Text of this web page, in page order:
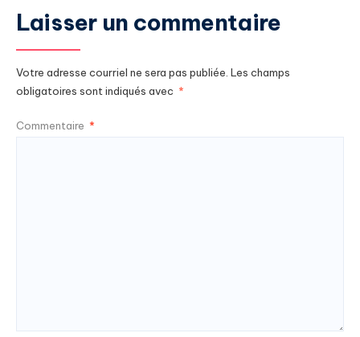
Laisser un commentaire
Votre adresse courriel ne sera pas publiée. Les champs
obligatoires sont indiqués avec *
Commentaire *